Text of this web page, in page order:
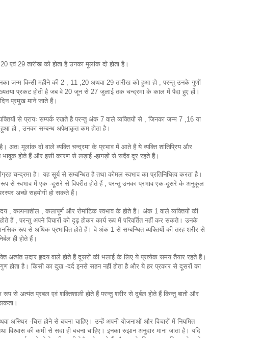
एवं 29 तारीख को होता है उनका मूलांक दो होता है।
जन्म किसी महीने की 2 , 11 ,20 अथवा 29 तारीख को हुआ हो , परन्तु उनके गुणों
मुख्यतया प्रकट होती है जब वे 20 जून से 27 जुलाई तक चन्द्रमा के काल में पैदा हुए हों।
प्रमुख माने जाते हैं।
से प्रायः सम्पर्क रखते है परन्तु अंक 7 वाले व्यक्तियों से , जिनका जन्म 7 ,16 या
हो , उनका सम्बन्ध अपेक्षाकृत कम होता है।
अतः मूलांक दो वाले व्यक्ति चन्द्रमा के प्रभाव में आते हैं ये व्यक्ति शांतिप्रिय और
भावुक होते हैं और इसी कारण से लड़ाई -झगड़ों से सदैव दूर रहते हैं।
चन्द्रमा है। यह सूर्य से सम्बन्धित है तथा कोमल स्वभाव का प्रतिनिधित्व करता है।
से स्वभाव में एक -दूसरे से विपरीत होते हैं , परन्तु उनका प्रभाव एक-दूसरे के अनुकूल
अच्छे सहयोगी हो सकते हैं।
, कल्पनाशील , कलापूर्ण और रोमांटिक स्वभाव के होते हैं। अंक 1 वाले व्यक्तियों की
हैं , परन्तु अपने विचारों को दृढ़ होकर कार्य रूप में परिवर्तित नहीं कर सकते। उनके
रूप से अधिक प्रभावित होते हैं। वे अंक 1 से सम्बन्धित व्यक्तियों की तरह शरीर से
ही होते हैं।
अत्यंत उदार हृदय वाले होते हैं दूसरों की भलाई के लिए ये प्रत्येक समय तैयार रहते हैं।
होता है। किसी का दुख -दर्द इनसे सहन नहीं होता है और ये हर प्रकार से दूसरों का
से अत्यंत प्रबल एवं शक्तिशाली होते हैं परन्तु शरीर से दुर्बल होते हैं किन्तु बातों और
अस्थिर -चित्त होने से बचना चाहिए। उन्हें अपनी योजनाओं और विचारों में नियमित
विश्वास की कमी से सदा ही बचना चाहिए। इनका रुझान अनुदार माना जाता है। यदि